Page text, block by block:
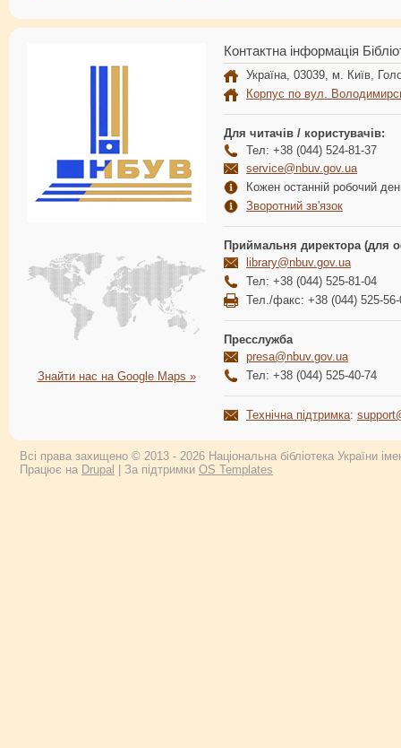
Знайти нас на Google Maps »
Контактна інформація
Україна, 03039, м. Київ,
Корпус по вул.
Для читачів / користувачів:
Тел: +38 (044) 524-81-37
service@nbuv.gov.ua
Кожен останній робочий
Зворотний зв'язок
Приймальня директора (для
library@nbuv.gov.ua
Тел: +38 (044) 525-81-04
Тел./факс: +38 (044) 525-56-
Пресслужба
presa@nbuv.gov.ua
Тел: +38 (044) 525-40-74
Технічна підтримка:
Всі права захищено © 2013 - 2026 Національна бібліотека України
Працює на Drupal | За підтримки OS Templates